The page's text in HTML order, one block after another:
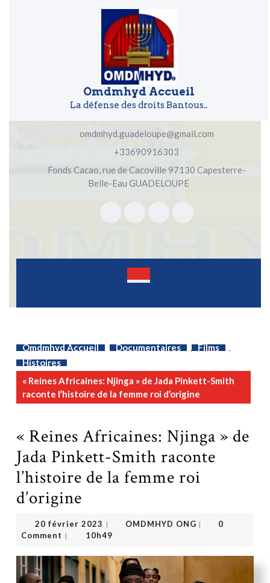
Omdmhyd Accueil
La défense des droits Bantous..
omdmhyd.guadeloupe@gmail.com
+33690916303
Fonds Cacao, rue de Cacoville 97130 Capesterre-
Belle-Eau GUADELOUPE
Omdmhyd Accueil Documentaires , Films
,
Histoires
« Reines Africaines: Njinga » de Jada Pinkett-Smith
raconte l’histoire de la femme roi d’origine
« Reines Africaines: Njinga » de
Jada Pinkett-Smith raconte
l’histoire de la femme roi
d’origine
20 février 2023 | OMDMHYD ONG |
0
Comment | 10h49